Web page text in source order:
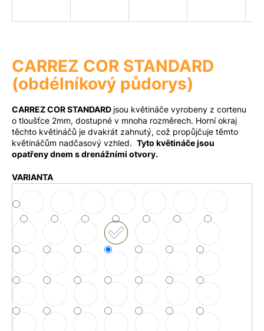
Přihlášení
CARREZ COR STANDARD
(obdélníkový půdorys)
CARREZ COR STANDARD jsou květináče vyrobeny z cortenu
o tloušťce 2mm, dostupné v mnoha rozměrech. Horní okraj
těchto květináčů je dvakrát zahnutý, což propůjčuje těmto
květináčům nadčasový vzhled. Tyto květináče jsou
opatřeny dnem s drenážními otvory.
VARIANTA
t
?
Hledat
D
p
o
r
u
č
u
j
e
m
e